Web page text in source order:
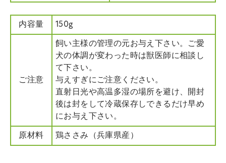
内容量 150g
ご注意
飼い主様の管理の元お与え下さい。ご愛
犬の体調が変わった時は獣医師に相談し
て下さい。
与えすぎにご注意ください。
直射日光や高温多湿の場所を避け、開封
後は封をして冷蔵保存しできるだけ早め
にお与え下さい。
原材料 鶏ささみ（兵庫県産）